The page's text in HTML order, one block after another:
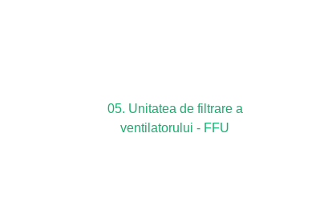
05. Unitatea de filtrare a
ventilatorului - FFU